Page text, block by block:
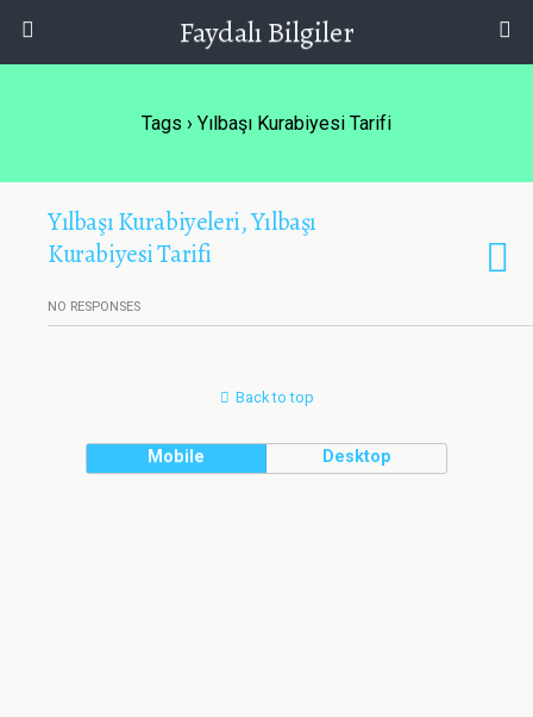
Faydalı Bilgiler
Tags › Yılbaşı Kurabiyesi Tarifi
Yılbaşı Kurabiyeleri, Yılbaşı
Kurabiyesi Tarifi
NO RESPONSES
Back to top
Mobile Desktop